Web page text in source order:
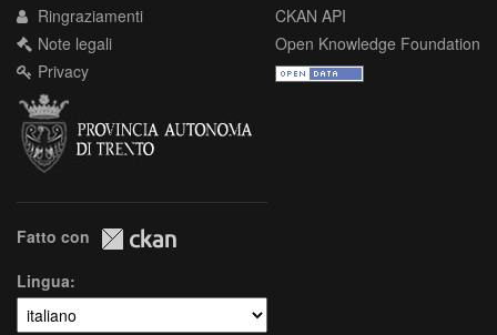
Ringraziamenti
Note legali
Privacy
CKAN API
Open Knowledge Foundation
Fatto con
Lingua